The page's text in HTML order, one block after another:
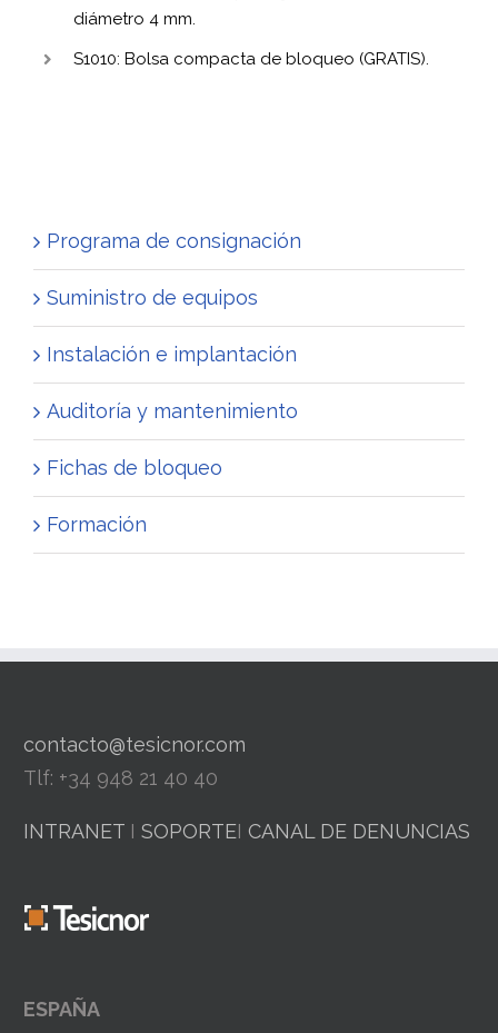
diámetro 4 mm.
S1010: Bolsa compacta de bloqueo (GRATIS).
Programa de consignación
Suministro de equipos
Instalación e implantación
Auditoría y mantenimiento
Fichas de bloqueo
Formación
contacto@tesicnor.com
Tlf: +34 948 21 40 40
INTRANET I SOPORTEI CANAL DE DENUNCIAS
ESPAÑA